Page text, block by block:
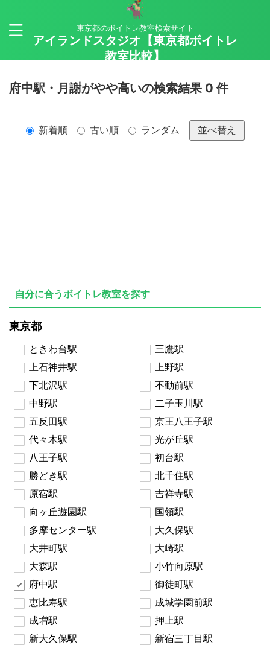
東京都のボイトレ教室検索サイト
アイランドスタジオ【東京都ボイトレ
教室比較】
府中駅・月謝がやや高いの検索結果 0 件
新着順 古い順 ランダム 並べ替え
自分に合うボイトレ教室を探す
東京都
ときわ台駅
三鷹駅
上石神井駅
上野駅
下北沢駅
不動前駅
中野駅
二子玉川駅
五反田駅
京王八王子駅
代々木駅
光が丘駅
八王子駅
初台駅
勝どき駅
北千住駅
原宿駅
吉祥寺駅
向ヶ丘遊園駅
国領駅
多摩センター駅
大久保駅
大井町駅
大崎駅
大森駅
小竹向原駅
府中駅
御徒町駅
恵比寿駅
成城学園前駅
成増駅
押上駅
新大久保駅
新宿三丁目駅